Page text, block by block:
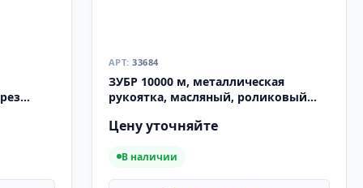
33684
ЗУБР 10000 м, металлическая
рукоятка, масляный, роликовый
Цену уточняйте
В наличии